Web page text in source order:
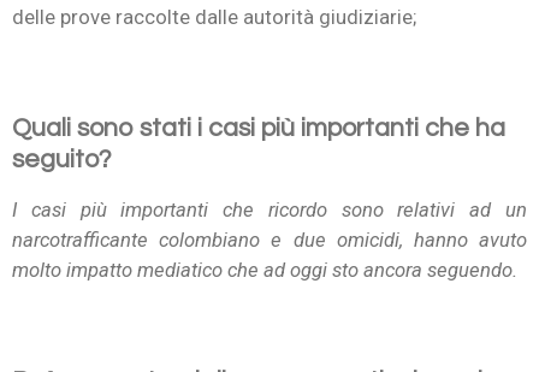
delle prove raccolte dalle autorità giudiziarie;
Quali sono stati i casi più importanti che ha
seguito?
I casi più importanti che ricordo sono relativi ad un
narcotrafficante colombiano e due omicidi, hanno avuto
molto impatto mediatico che ad oggi sto ancora seguendo.